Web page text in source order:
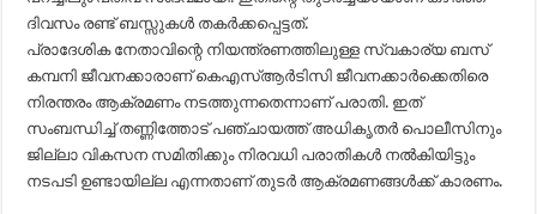
ദിവസം രണ്ട് ബസ്സുകള്‍ തകര്‍ക്കപ്പെട്ടത്.
പ്രാദേശിക നേതാവിന്റെ നിയന്ത്രണത്തിലുള്ള സ്വകാര്യ ബസ്
കമ്പനി ജീവനക്കാരാണ് കെഎസ്ആര്‍ടിസി ജീവനക്കാര്‍ക്കെതിരെ
നിരന്തരം ആക്രമണം നടത്തുന്നതെന്നാണ് പരാതി. ഇത്
സംബന്ധിച്ച് തണ്ണിത്തോട് പഞ്ചായത്ത് അധികൃതര്‍ പൊലീസിനും
ജില്ലാ വികസന സമിതിക്കും നിരവധി പരാതികള്‍ നല്‍കിയിട്ടും
നടപടി ഉണ്ടായില്ല എന്നതാണ് തുടര്‍ ആക്രമണങ്ങള്‍ക്ക് കാരണം.